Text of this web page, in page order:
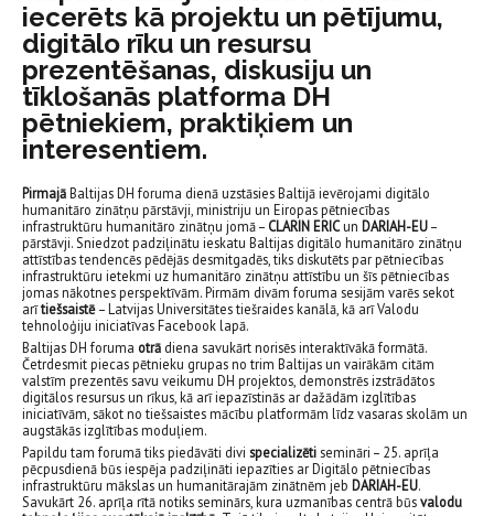
iecerēts kā projektu un pētījumu,
digitālo rīku un resursu
prezentēšanas, diskusiju un
tīklošanās platforma DH
pētniekiem, praktiķiem un
interesentiem.
PirmajāBaltijas DH foruma dienā uzstāsies Baltijā ievērojami digitālo
humanitāro zinātņu pārstāvji, ministriju un Eiropas pētniecības
infrastruktūru humanitāro zinātņu jomā – CLARIN ERICun DARIAH-EU–
pārstāvji. Sniedzot padziļinātu ieskatu Baltijas digitālo humanitāro zinātņu
attīstības tendencēs pēdējās desmitgadēs, tiks diskutēts par pētniecības
infrastruktūru ietekmi uz humanitāro zinātņu attīstību un šīs pētniecības
jomas nākotnes perspektīvām. Pirmām divām foruma sesijām varēs sekot
arītiešsaistē– Latvijas Universitātes tiešraides kanālā, kā arī Valodu
tehnoloģiju iniciatīvas Facebook lapā.
Baltijas DH foruma otrā diena savukārt norisēs interaktīvākā formātā.
Četrdesmit piecas pētnieku grupas no trim Baltijas un vairākām citām
valstīm prezentēs savu veikumu DH projektos, demonstrēs izstrādātos
digitālos resursus un rīkus, kā arī iepazīstinās ar dažādām izglītības
iniciatīvām, sākot no tiešsaistes mācību platformām līdz vasaras skolām un
augstākās izglītības moduļiem.
Papildu tam forumā tiks piedāvāti divi specializēti semināri – 25. aprīļa
pēcpusdienā būs iespēja padziļināti iepazīties ar Digitālo pētniecības
infrastruktūru mākslas un humanitārajām zinātnēm jeb DARIAH-EU.
Savukārt 26. aprīļa rītā notiks seminārs, kura uzmanības centrā būsvalodu